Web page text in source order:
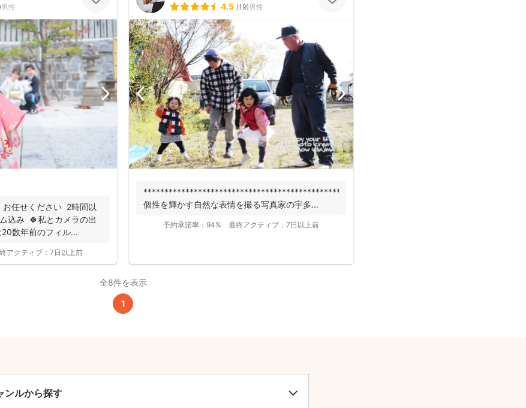
男性
任せください 2時間以
込み 🍀私とカメラの出
数年前のフィル...
アクティブ： 7日以上前
4.5 (19)男性
******************************************************
個性を輝かす自然な表情を撮る写真家の宇多...
予約承諾率： 94% 最終アクティブ： 7日以上前
全8件を表示
1
ンルから探す
日 24,200
土日祝 29,700
この基本料に
うれしいをまるっと込めました
影場所までの